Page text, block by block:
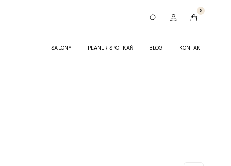
0
SALONY PLANER SPOTKAŃ BLOG KONTAKT